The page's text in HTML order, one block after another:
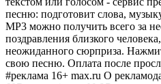
песню: подготовит слова,
MP3 можно получить всего за
поздравления близкого
неожиданного сюрприза.
свою песню. Оплата после
#реклама 16+ max.ru О